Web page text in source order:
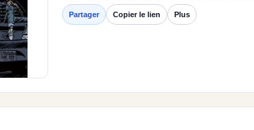
Partager Copier le lien Plus